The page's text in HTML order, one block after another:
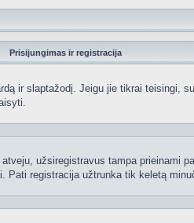
Prisijungimas ir registracija
ir slaptažodį. Jeigu jie tikrai teisingi,
užsiregistravus tampa prieinami
registracija užtrunka tik keletą